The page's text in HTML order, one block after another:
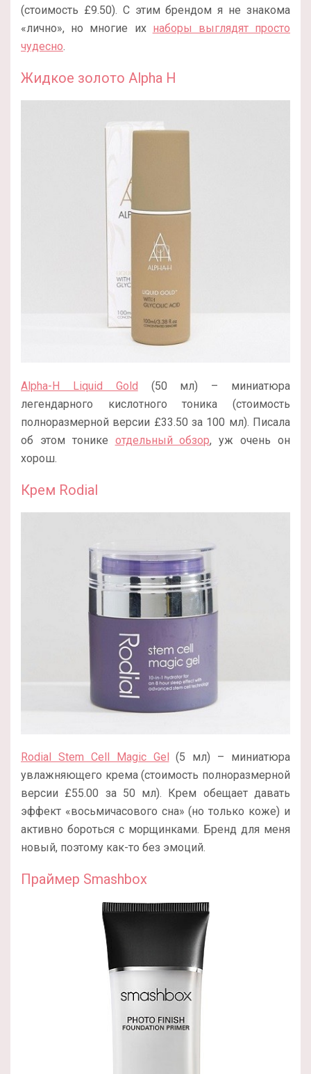
(стоимость £9.50). С этим брендом я не знакома
«лично», но многие их наборы выглядят просто
чудесно.
Жидкое золото Alpha H
Alpha-H Liquid Gold (50 мл) – миниатюра
легендарного кислотного тоника (стоимость
полноразмерной версии £33.50 за 100 мл). Писала
об этом тонике отдельный обзор, уж очень он
хорош.
Крем Rodial
Rodial Stem Cell Magic Gel (5 мл) – миниатюра
увлажняющего крема (стоимость полноразмерной
версии £55.00 за 50 мл). Крем обещает давать
эффект «восьмичасового сна» (но только коже) и
активно бороться с морщинками. Бренд для меня
новый, поэтому как-то без эмоций.
Праймер Smashbox